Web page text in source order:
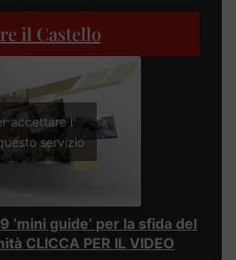
il Castello
accettare i
servizio
‘mini guide’ per la sfida del
CLICCA PER IL VIDEO